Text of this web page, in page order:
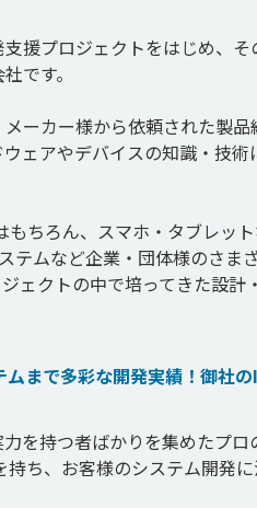
援プロジェクトをはじめ、そ
です。
ーカー様から依頼された製品
ェアやデバイスの知識・技術
もちろん、スマホ・タブレッ
テムなど企業・団体様のさま
ェクトの中で培ってきた設計
まで多彩な開発実績！御社
を持つ者ばかりを集めたプロ
ち、お客様のシステム開発